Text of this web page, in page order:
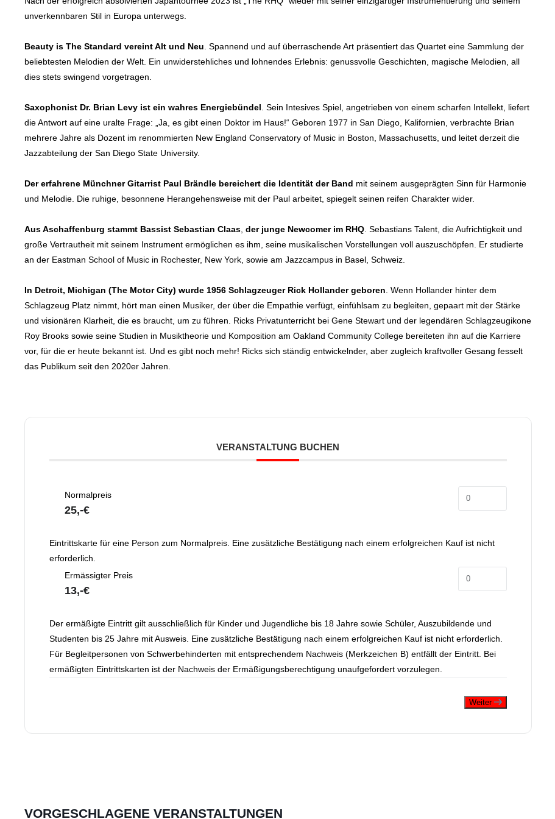
unverkennbaren Stil in Europa unterwegs.
Beauty is The Standard vereint Alt und Neu . Spannend und auf überraschende Art präsentiert das Quartet eine Sammlung der
beliebtesten Melodien der Welt. Ein unwiderstehliches und lohnendes Erlebnis: genussvolle Geschichten, magische Melodien, all
dies stets swingend vorgetragen.
Saxophonist Dr. Brian Levy ist ein wahres Energiebündel . Sein Intesives Spiel, angetrieben von einem scharfen Intellekt, liefert
die Antwort auf eine uralte Frage: „ Ja, es gibt einen Doktor im Haus!“ Geboren 1977 in San Diego, Kalifornien, verbrachte Brian
mehrere Jahre als Dozent im renommierten New England Conservatory of Music in Boston, Massachusetts, und leitet derzeit die
Jazzabteilung der San Diego State University.
Der erfahrene Münchner Gitarrist Paul Brändle bereichert die Identität der Band mit seinem ausgeprägten Sinn für Harmonie
und Melodie. Die ruhige, besonnene Herangehensweise mit der Paul arbeitet, spiegelt seinen reifen Charakter wider.
Aus Aschaffenburg stammt Bassist Sebastian Claas der junge Newcomer im RHQ Sebastians Talent, die Aufrichtigkeit und
große Vertrautheit mit seinem Instrument ermöglichen es ihm, seine musikalischen Vorstellungen voll auszuschöpfen. Er studierte
an der Eastman School of Music in Rochester, New York, sowie am Jazzcampus in Basel, Schweiz.
In Detroit, Michigan (The Motor City) wurde 1956 Schlagzeuger Rick Hollander geboren Wenn Hollander hinter dem
Schlagzeug Platz nimmt, hört man einen Musiker, der über die Empathie verfügt, einfühlsam zu begleiten, gepaart mit der Stärke
und visionären Klarheit, die es braucht, um zu führen. Ricks Privatunterricht bei Gene Stewart und der legendären Schlagzeugikone
Roy Brooks sowie seine Studien in Musiktheorie und Komposition am Oakland Community College bereiteten ihn auf die Karriere
vor, für die er heute bekannt ist. Und es gibt noch mehr! Ricks sich ständig entwickelnder, aber zugleich kraftvoller Gesang fesselt
das Publikum seit den 2020er Jahren.
VERANSTALTUNG BUCHEN
Normalpreis
25,-€
Eintrittskarte für eine Person zum Normalpreis. Eine zusätzliche Bestätigung nach einem erfolgreichen Kauf ist nicht
erforderlich.
Ermässigter Preis
13,-€
Der ermäßigte Eintritt gilt ausschließlich für Kinder und Jugendliche bis 18 Jahre sowie Schüler, Auszubildende und
Studenten bis 25 Jahre mit Ausweis. Eine zusätzliche Bestätigung nach einem erfolgreichen Kauf ist nicht erforderlich.
Für Begleitpersonen von Schwerbehinderten mit entsprechendem Nachweis (Merkzeichen B) entfällt der Eintritt. Bei
ermäßigten Eintrittskarten ist der Nachweis der Ermäßigungsberechtigung unaufgefordert vorzulegen.
Weiter
VORGESCHLAGENE VERANSTALTUNGEN